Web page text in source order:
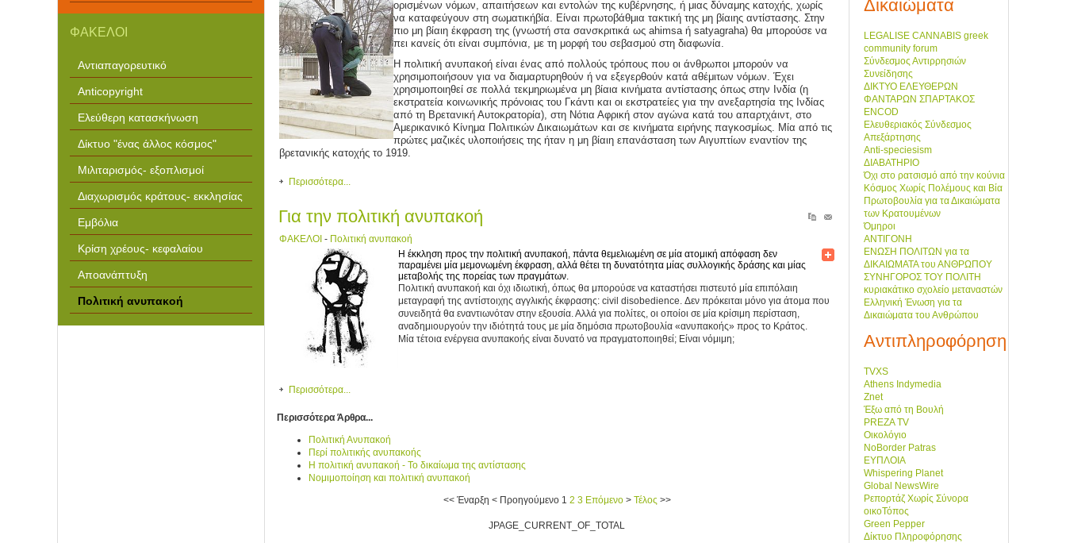
Δικαιώματα
LEGALISE CANNABIS greek
community forum
Σύνδεσμος Αντιρρησιών
Συνείδησης
ΔΙΚΤΥΟ ΕΛΕΥΘΕΡΩΝ
ΦΑΝΤΑΡΩΝ ΣΠΑΡΤΑΚΟΣ
ENCOD
Ελευθεριακός Σύνδεσμος
Απεξάρτησης
Anti-speciesism
ΔΙΑΒΑΤΗΡΙΟ
Όχι στο ρατσισμό από την κούνια
Κόσμος Χωρίς Πολέμους και Βία
Πρωτοβουλία για τα Δικαιώματα
των Κρατουμένων
Όμηροι
ΑΝΤΙΓΟΝΗ
ΕΝΩΣΗ ΠΟΛΙΤΩΝ για τα
ΔΙΚΑΙΩΜΑΤΑ του ΑΝΘΡΩΠΟΥ
ΣΥΝΗΓΟΡΟΣ ΤΟΥ ΠΟΛΙΤΗ
κυριακάτικο σχολείο μεταναστών
Ελληνική Ένωση για τα
Δικαιώματα του Ανθρώπου
Αντιπληροφόρηση
TVXS
Athens Indymedia
Znet
Έξω από τη Βουλή
PREZA TV
Οικολόγιο
NoBorder Patras
ΕΥΠΛΟΙΑ
Whispering Planet
Global NewsWire
Ρεπορτάζ Χωρίς Σύνορα
οικοΤόπος
Green Pepper
Δίκτυο Πληροφόρησης
ΦΑΚΕΛΟΙ
Αντιαπαγορευτικό
Anticopyright
Ελεύθερη κατασκήνωση
Δίκτυο "ένας άλλος κόσμος"
Μιλιταρισμός- εξοπλισμοί
Διαχωρισμός κράτους- εκκλησίας
Εμβόλια
Κρίση χρέους- κεφαλαίου
Αποανάπτυξη
Πολιτική ανυπακοή
ορισμένων νόμων, απαιτήσεων και εντολών της κυβέρνησης, ή μιας δύναμης κατοχής, χωρίς
να καταφεύγουν στη σωματικήβία. Είναι πρωτοβάθμια τακτική της μη βίαιης αντίστασης. Στην
πιο μη βίαιη έκφραση της (γνωστή στα σανσκριτικά ως ahimsa ή satyagraha) θα μπορούσε να
πει κανείς ότι είναι συμπόνια, με τη μορφή του σεβασμού στη διαφωνία.
Η πολιτική ανυπακοή είναι ένας από πολλούς τρόπους που οι άνθρωποι μπορούν να
χρησιμοποιήσουν για να διαμαρτυρηθούν ή να εξεγερθούν κατά αθέμιτων νόμων. Έχει
χρησιμοποιηθεί σε πολλά τεκμηριωμένα μη βίαια κινήματα αντίστασης όπως στην Ινδία (η
εκστρατεία κοινωνικής πρόνοιας του Γκάντι και οι εκστρατείες για την ανεξαρτησία της Ινδίας
από τη Βρετανική Αυτοκρατορία), στη Νότια Αφρική στον αγώνα κατά του απαρτχάιντ, στο
Αμερικανικό Κίνημα Πολιτικών Δικαιωμάτων και σε κινήματα ειρήνης παγκοσμίως. Μία από τις
πρώτες μαζικές υλοποιήσεις της ήταν η μη βίαιη επανάσταση των Αιγυπτίων εναντίον της
βρετανικής κατοχής το 1919.
Περισσότερα...
Για την πολιτική ανυπακοή
ΦΑΚΕΛΟΙ - Πολιτική ανυπακοή
Η έκκληση προς την πολιτική ανυπακοή, πάντα θεμελιωμένη σε μία ατομική απόφαση δεν
παραμένει μία μεμονωμένη έκφραση, αλλά θέτει τη δυνατότητα μίας συλλογικής δράσης και μίας
μεταβολής της πορείας των πραγμάτων.
Πολιτική ανυπακοή και όχι ιδιωτική, όπως θα μπορούσε να καταστήσει πιστευτό μία επιπόλαιη
μεταγραφή της αντίστοιχης αγγλικής έκφρασης: civil disobedience. Δεν πρόκειται μόνο για άτομα που
συνειδητά θα εναντιωνόταν στην εξουσία. Αλλά για πολίτες, οι οποίοι σε μία κρίσιμη περίσταση,
αναδημιουργούν την ιδιότητά τους με μία δημόσια πρωτοβουλία «ανυπακοής» προς το Κράτος.
Μία τέτοια ενέργεια ανυπακοής είναι δυνατό να πραγματοποιηθεί; Είναι νόμιμη;
Περισσότερα...
Περισσότερα Άρθρα...
Πολιτική Ανυπακοή
Περί πολιτικής ανυπακοής
Η πολιτική ανυπακοή - Το δικαίωμα της αντίστασης
Νομιμοποίηση και πολιτική ανυπακοή
<< Έναρξη < Προηγούμενο 1 2 3 Επόμενο> Τέλος >>
JPAGE_CURRENT_OF_TOTAL